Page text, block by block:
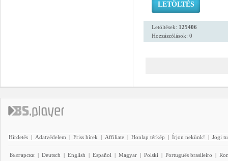
LETÖLTÉS
Letöltések: 125406
Hozzászólások: 0
Hirdetés | Adatvédelem | Friss hírek | Affiliate | Honlap térkép | Írjon nekünk! | Jogi
Български | Deutsch | English | Español | Magyar | Polski | Português brasileiro |